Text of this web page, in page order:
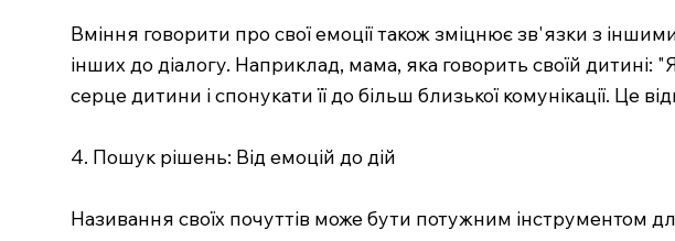
Вміння говорити про свої емоції також зміцнює зв'язки з
інших до діалогу. Наприклад, мама, яка говорить своїй
серце дитини і спонукати її до більш близької комунікації. Це
4. Пошук рішень: Від емоцій до дій
Називання своїх почуттів може бути потужним